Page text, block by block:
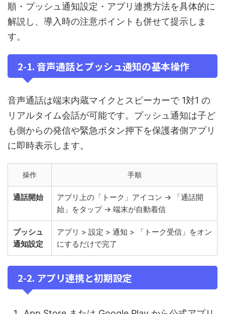
順・プッシュ通知設定・アプリ連携方法を具体的に
解説し、導入時の注意ポイントも併せて提示しま
す。
2‑1. 音声通話とプッシュ通知の基本操作
音声通話は端末内蔵マイクとスピーカーで 1対1 の
リアルタイム会話が可能です。プッシュ通知は子ど
も側からの発信や緊急ボタン押下を保護者側アプリ
に即時表示します。
操作 手順
通話開始
アプリ上の「トーク」アイコン → 「通話開
始」をタップ → 端末が自動着信
プッシュ
通知設定
アプリ > 設定 > 通知 > 「トーク受信」をオン
にするだけで完了
2‑2. アプリ連携と初期設定